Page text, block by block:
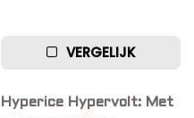
VERGELIJK
Hyperice Hypervolt: Met